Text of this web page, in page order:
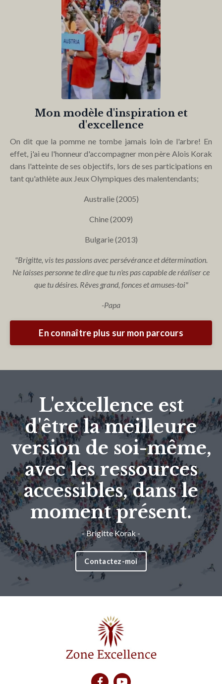
Mon modèle d'inspiration et
d'excellence
On dit que la pomme ne tombe jamais loin de l'arbre! En
effet, j'ai eu l'honneur d'accompagner mon père Alois Korak
dans l'atteinte de ses objectifs, lors de ses participations en
tant qu'athlète aux Jeux Olympiques des malentendants;
Australie (2005)
Chine (2009)
Bulgarie (2013)
"Brigitte, vis tes passions avec persévérance et détermination.
Ne laisses personne te dire que tu n'es pas capable de réaliser ce
que tu désires. Rêves grand, fonces et amuses-toi"
-Papa
En connaître plus sur mon parcours
L'excellence est
d'être la meilleure
version de soi-même,
avec les ressources
accessibles, dans le
moment présent.
- Brigitte Korak -
Contactez-moi